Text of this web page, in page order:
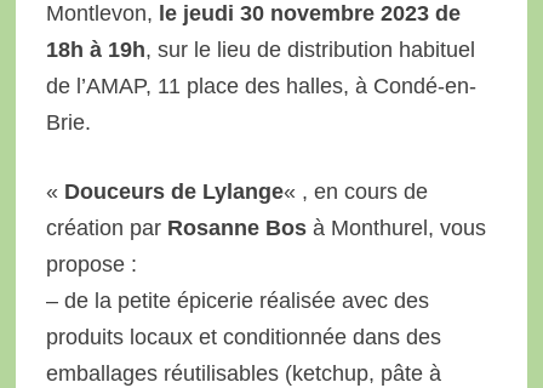
Montlevon, le jeudi 30 novembre 2023 de
18h à 19h, sur le lieu de distribution habituel
de l’AMAP, 11 place des halles, à Condé-en-
Brie.
« Douceurs de Lylange« , en cours de
création par Rosanne Bos à Monthurel, vous
propose :
– de la petite épicerie réalisée avec des
produits locaux et conditionnée dans des
emballages réutilisables (ketchup, pâte à